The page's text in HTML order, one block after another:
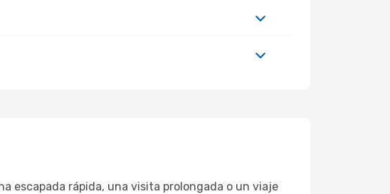
escapada rápida, una visita prolongada o un viaje